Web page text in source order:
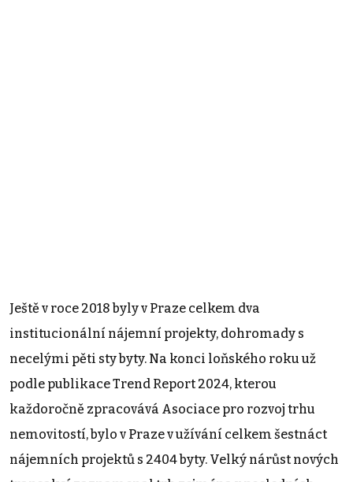
Ještě v roce 2018 byly v Praze celkem dva
institucionální nájemní projekty, dohromady s
necelými pěti sty byty. Na konci loňského roku už
podle publikace Trend Report 2024, kterou
každoročně zpracovává Asociace pro rozvoj trhu
nemovitostí, bylo v Praze v užívání celkem šestnáct
nájemních projektů s 2404 byty. Velký nárůst nových